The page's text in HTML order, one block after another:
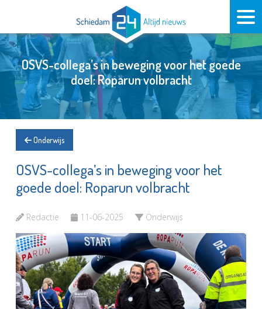
OSVS-collega’s in beweging voor het goede
doel: Roparun volbracht
Onderwijs
OSVS-collega’s in beweging voor het
goede doel: Roparun volbracht
Redactie 11-06-2025 Onderwijs